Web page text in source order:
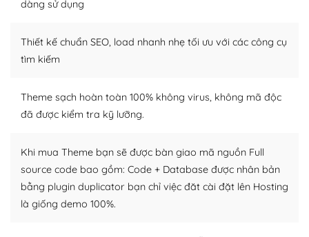
– Sở hữu một cộng đồng lớn, sẵn sàng hỗ trợ
khổng lồ được kiểm duyệt bởi các nhân viên và những
người cuồng tín WordPress.
Nếu bạn gặp khó khăn, bạn có thể lên mạng và tìm
kiếm những cộng đồng WordPress, họ sẽ giúp bạn trả
lời, giải đáp vấn đề của bạn.
Cộng đồng sử dụng WordPress sẵn sàng hỗ trợ bạn
dàng sử dụng
Thiết kế chuẩn SEO, load nhanh nhẹ tối ưu với các công cụ
tìm kiếm
Theme sạch hoàn toàn 100% không virus, không mã độc
đã được kiểm tra kỹ lưỡng.
Khi mua Theme bạn sẽ được bàn giao mã nguồn Full
source code bao gồm: Code + Database được nhân bản
bằng plugin duplicator bạn chỉ việc đăt cài đặt lên Hosting
là giống demo 100%.